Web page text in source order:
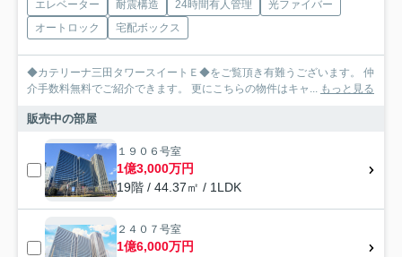
エレベーター 耐震構造 24時間有人管理
光ファイバー
オートロック
宅配ボックス
◆カテリーナ三田タワースイートＥ◆をご覧頂き有難うございます。 仲
介手数料無料でご紹介できます。 更にこちらの物件はキャ... もっと見る
販売中の部屋
１９０６号室
1億3,000万円
19階 / 44.37㎡ / 1LDK
２４０７号室
1億6,000万円